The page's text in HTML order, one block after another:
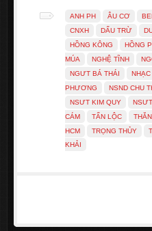
ANH PH ÂU CƠ
CNXH
DẤU TRỪ
HỒNG KÔNG
HỒNG
MÚA
NGHỆ TĨNH
NGƯT BÁ THÁI
NHẠC
PHƯƠNG
NSND CHU
NSƯT KIM QUY
CÁM
TẤN LỘC
HCM
TRỌNG THỦY
KHẢI